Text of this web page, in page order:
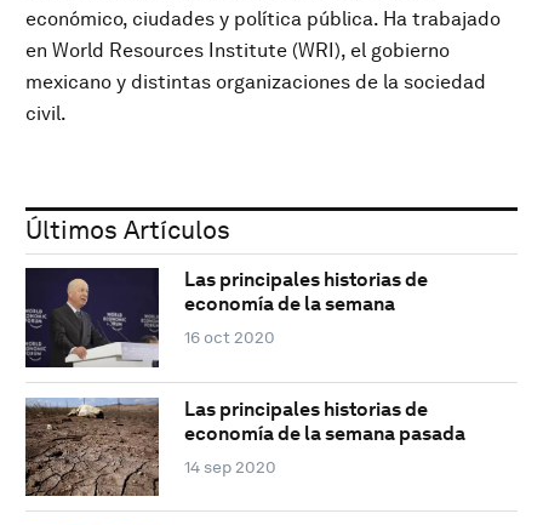
económico, ciudades y política pública. Ha trabajado
en World Resources Institute (WRI), el gobierno
mexicano y distintas organizaciones de la sociedad
civil.
Últimos Artículos
Las principales historias de
economía de la semana
16 oct 2020
Las principales historias de
economía de la semana pasada
14 sep 2020